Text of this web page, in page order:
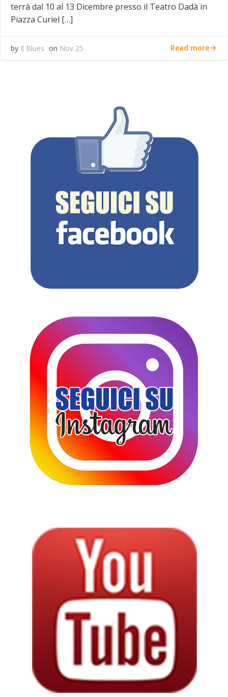
terrà dal 10 al 13 Dicembre presso il Teatro Dadà in
Piazza Curiel […]
by Il Blues on Nov 25 Read more